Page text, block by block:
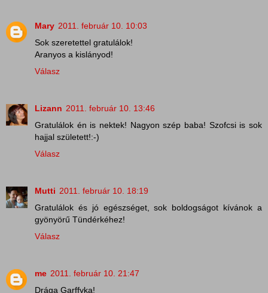
Mary 2011. február 10. 10:03
Sok szeretettel gratulálok!
Aranyos a kislányod!
Válasz
Lizann 2011. február 10. 13:46
Gratulálok én is nektek! Nagyon szép baba! Szofcsi is sok
hajjal született!:-)
Válasz
Mutti 2011. február 10. 18:19
Gratulálok és jó egészséget, sok boldogságot kívánok a
gyönyörű Tündérkéhez!
Válasz
me 2011. február 10. 21:47
Drága Garffyka!